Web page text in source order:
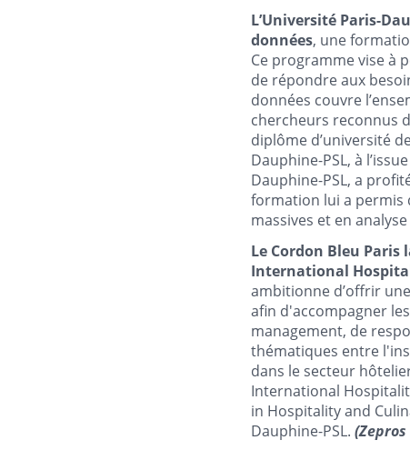
L’Université Paris-
données, une
Ce programme vise à
de répondre aux
données couvre
chercheurs reconnus
diplôme d’université
Dauphine-PSL, à
Dauphine-PSL, a
formation lui a permis
massives et en
Le Cordon Bleu
International
ambitionne d’offrir
afin d'accompagner
management, de
thématiques entre
dans le secteur
International
in Hospitality and
Dauphine-PSL.